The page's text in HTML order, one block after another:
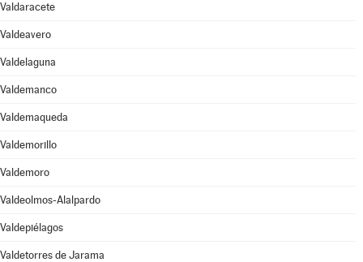
Valdaracete
Valdeavero
Valdelaguna
Valdemanco
Valdemaqueda
Valdemorillo
Valdemoro
Valdeolmos-Alalpardo
Valdepiélagos
Valdetorres de Jarama